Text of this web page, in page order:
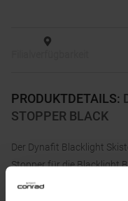
PRODUKTDETAILS:
STOPPER BLACK
Der Dynafit Blacklight
Stopper für die Blacklight